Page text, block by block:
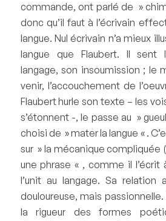
commande, ont parlé de »
donc qu’il faut à l’écrivain
langue. Nul écrivain n’a mieux
langue que Flaubert. Il sent
langage, son insoumission ; le
venir, l’accouchement de
Flaubert hurle son texte – les
s’étonnent -, le passe au »
choisi de » mater la langue « .
sur » la mécanique compliquée
une phrase « , comme il l’écrit
l’unit au langage. Sa relation
douloureuse, mais
la rigueur des formes